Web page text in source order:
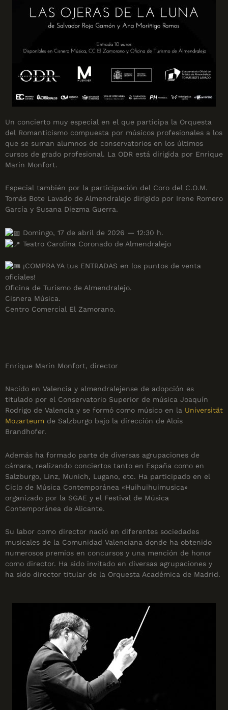
Un concierto muy especial en el que participa la Orquesta
del Romanticismo compuesta por músicos profesionales a los
que se suman alumnos de conservatorios en los últimos
cursos de grado profesional. La ODR está dirigida por Enrique
Marin Monfort.
Especial también por la participación del Coro del C.O.M.
Tomás Bote Lavado de Almendralejo dirigido por Irene Romero
García y Susana Diezma Guerra.
Domingo, 17 de abril de 2026 — 12:30 h.
Teatro Carolina Coronado de Almendralejo
¡COMPRA YA tus ENTRADAS en los puntos de venta
oficiales!
Oficina de Turismo de Almendralejo.
Cisnera Música.
Centro Comercial El Zamorano.
Enrique Marin Monfort, director
Nacido en Valencia y almendralejense de adopción es
titulado por el Conservatorio Superior de música Joaquín
Rodrigo de Valencia y se formó como músico en la Universität
Mozarteum de Salzburgo bajo la dirección de Alois
Brandhofer.
Además ha formado parte de diversas agrupaciones de
cámara, realizando conciertos tanto en España como en
Salzburgo, Linz, Munich, Lugano, etc. Ha participado en el
Ciclo de Música Contemporánea «Huihuihuimusica»
organizado por la SGAE y el Festival de Música
Contemporánea de Alicante.
Su labor como director nació en diferentes sociedades
musicales de la Comunidad Valenciana donde ha obtenido
numerosos premios en concursos y una mención de honor
como director. Ha sido invitado en diversas agrupaciones y
ha sido director titular de la Orquesta Académica de Madrid.